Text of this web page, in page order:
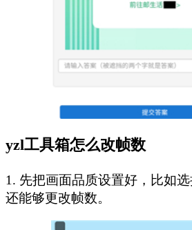
yzl工具箱怎么改帧数
1. 先把画面品质设置好，比如
还能够更改帧数。